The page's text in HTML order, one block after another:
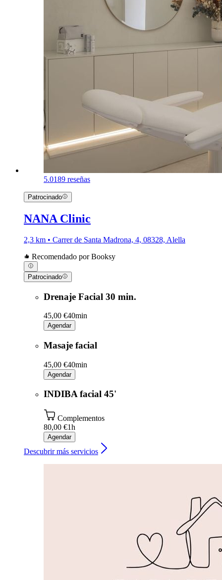
5.0189 reseñas
Patrocinado
NANA Clinic
2,3 km • Carrer de Santa Madrona, 4, 08328, Alella
Recomendado por Booksy
Patrocinado
Drenaje Facial 30 min.
45,00 €40min
Agendar
Masaje facial
45,00 €40min
Agendar
INDIBA facial 45'
Complementos
80,00 €1h
Agendar
Descubrir más servicios